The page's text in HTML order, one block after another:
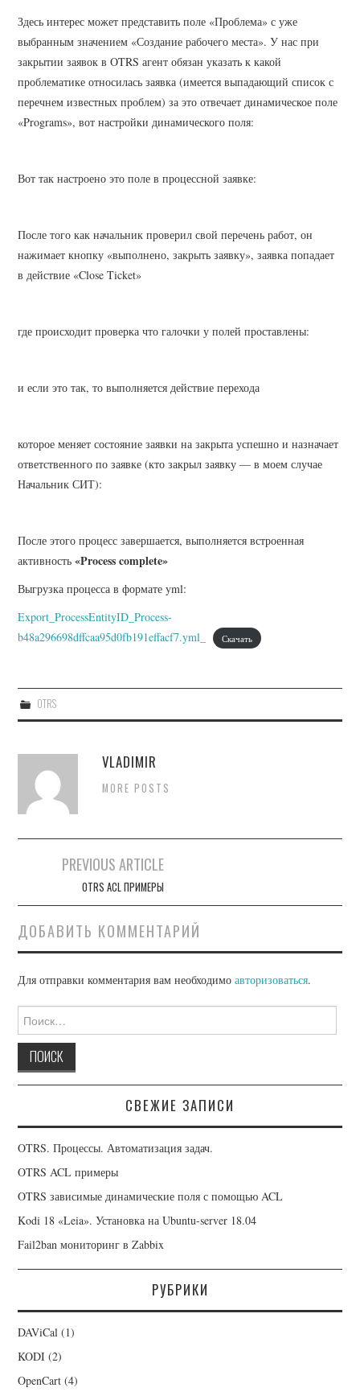
Здесь интерес может представить поле «Проблема» с уже
выбранным значением «Создание рабочего места». У нас при
закрытии заявок в OTRS агент обязан указать к какой
проблематике относилась заявка (имеется выпадающий список с
перечнем известных проблем) за это отвечает динамическое поле
«Programs», вот настройки динамического поля:
Вот так настроено это поле в процессной заявке:
После того как начальник проверил свой перечень работ, он
нажимает кнопку «выполнено, закрыть заявку», заявка попадает
в действие «Close Ticket»
где происходит проверка что галочки у полей проставлены:
и если это так, то выполняется действие перехода
которое меняет состояние заявки на закрыта успешно и назначает
ответственного по заявке (кто закрыл заявку — в моем случае
Начальник СИТ):
После этого процесс завершается, выполняется встроенная
активность «Process complete»
Выгрузка процесса в формате yml:
Export_ProcessEntityID_Process-
b48a296698dffcaa95d0fb191effacf7.yml_
Скачать
OTRS
VLADIMIR
MORE POSTS
Навигация
записям
PREVIOUS ARTICLE
OTRS ACL ПРИМЕРЫ
ДОБАВИТЬ КОММЕНТАРИЙ
Для отправки комментария вам необходимоавторизоваться.
СВЕЖИЕ ЗАПИСИ
OTRS. Процессы. Автоматизация задач.
OTRS ACL примеры
OTRS зависимые динамические поля с помощью ACL
Kodi 18 «Leia». Установка на Ubuntu-server 18.04
Fail2ban мониторинг в Zabbix
РУБРИКИ
DAViCal (1)
KODI (2)
OpenCart (4)